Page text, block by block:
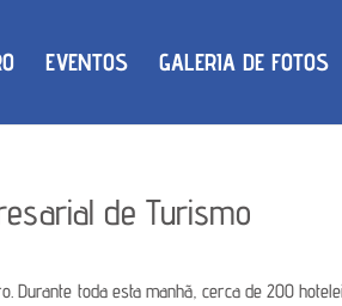
EVENTOS GALERIA DE FOTOS
de Turismo
Durante toda esta manhã, cerca de 200